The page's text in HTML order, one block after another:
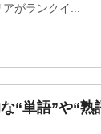
がランクイ...
“単語”や“熟